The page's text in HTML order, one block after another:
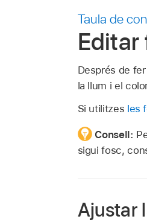
Taula de
Editar
Després de
la llum i el
Si utilitzes les
Consell:
sigui fosc,
Ajustar